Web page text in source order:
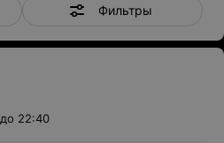
Фильтры
до 22:40